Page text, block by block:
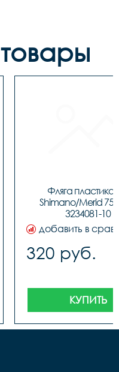
Фляга
Shimano/Merid
3234081-10
добавить в
320 руб.
КУПИТЬ